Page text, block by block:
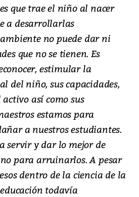
que trae el niño al nacer
a desarrollarlas
no puede dar ni
que no se tienen. Es
estimular la
del niño, sus capacidades,
así como sus
estamos para
a nuestros estudiantes.
servir y dar lo mejor de
para arruinarlos. A pesar
dentro de la ciencia de la
todavía